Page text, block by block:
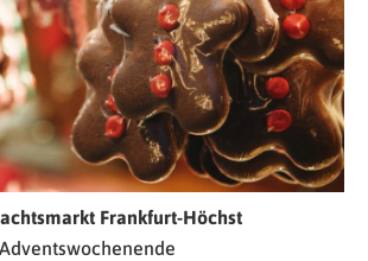
Frankfurt-Höchst